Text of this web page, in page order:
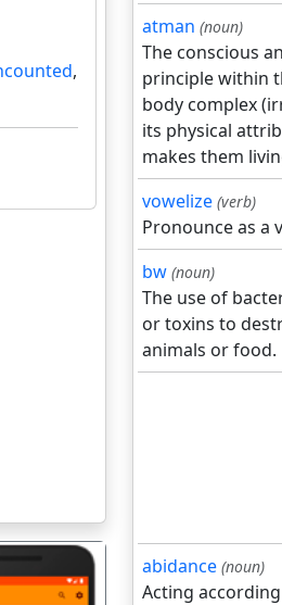
,
atman (noun)
The conscious
principle within
body complex
its physical
makes them
vowelize (verb)
Pronounce as a
bw (noun)
The use of
or toxins to
animals or food.
abidance (noun)
Acting